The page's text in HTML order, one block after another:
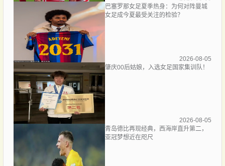
巴塞罗那女足夏季热身：为何对阵曼城
女足成今夏最受关注的检验？
2026-08-05
肇庆00后姑娘，入选女足国家集训队！
2026-08-05
青岛德比再现经典，西海岸直升第二，
亚冠梦想近在咫尺